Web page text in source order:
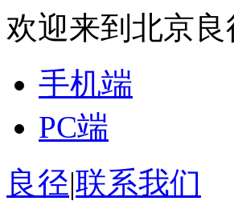
欢迎来到北京
手机端
PC端
良径|联系我们